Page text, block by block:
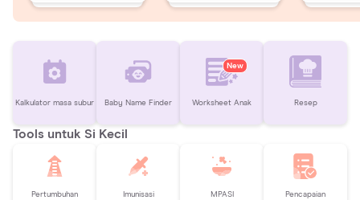
Kalkulator masa subur Baby Name Finder
New
Worksheet Anak Resep
Tools untuk Si Kecil
Pertumbuhan Imunisasi MPASI Pencapaian